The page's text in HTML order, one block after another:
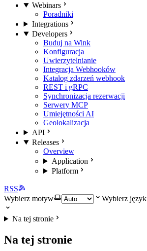
Webinars
Poradniki
Integrations
Developers
Buduj na Wink
Konfiguracja
Uwierzytelnianie
Integracja Webhooków
Katalog zdarzeń webhook
REST i gRPC
Synchronizacja rezerwacji
Serwery MCP
Umiejętności AI
Geolokalizacja
API
Releases
Overview
Application
Platform
RSS
Wybierz motyw
Wybierz język
Na tej stronie
Na tej stronie